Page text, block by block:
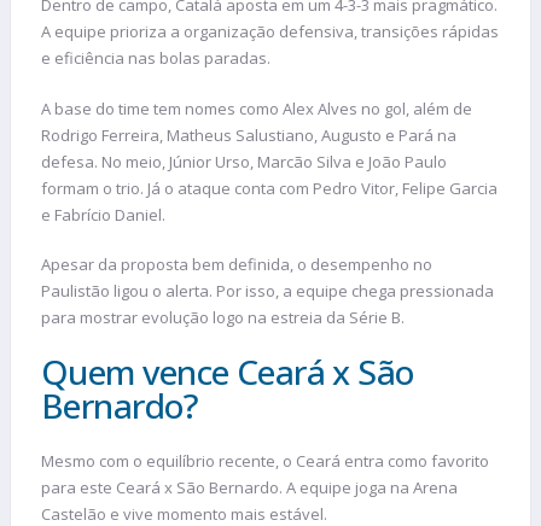
Dentro de campo, Catalá aposta em um 4-3-3 mais pragmático.
A equipe prioriza a organização defensiva, transições rápidas
e eficiência nas bolas paradas.
A base do time tem nomes como Alex Alves no gol, além de
Rodrigo Ferreira, Matheus Salustiano, Augusto e Pará na
defesa. No meio, Júnior Urso, Marcão Silva e João Paulo
formam o trio. Já o ataque conta com Pedro Vitor, Felipe Garcia
e Fabrício Daniel.
Apesar da proposta bem definida, o desempenho no
Paulistão ligou o alerta. Por isso, a equipe chega pressionada
para mostrar evolução logo na estreia da Série B.
Quem vence Ceará x São
Bernardo?
Mesmo com o equilíbrio recente, o Ceará entra como favorito
para este Ceará x São Bernardo. A equipe joga na Arena
Castelão e vive momento mais estável.